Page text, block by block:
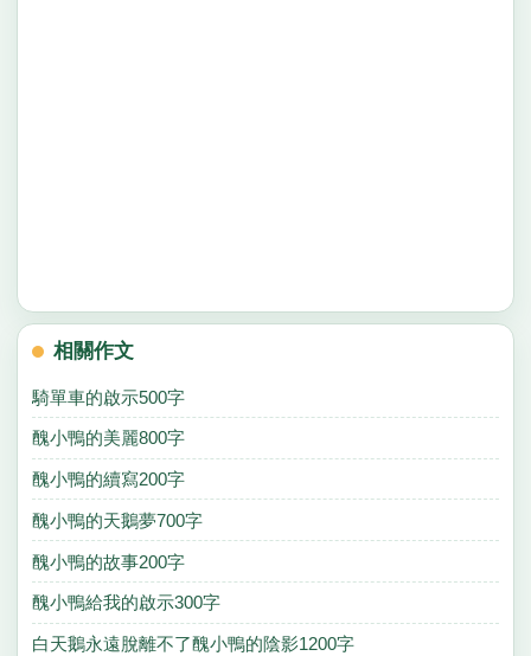
相關作文
騎單車的啟示500字
醜小鴨的美麗800字
醜小鴨的續寫200字
醜小鴨的天鵝夢700字
醜小鴨的故事200字
醜小鴨給我的啟示300字
白天鵝永遠脫離不了醜小鴨的陰影1200字